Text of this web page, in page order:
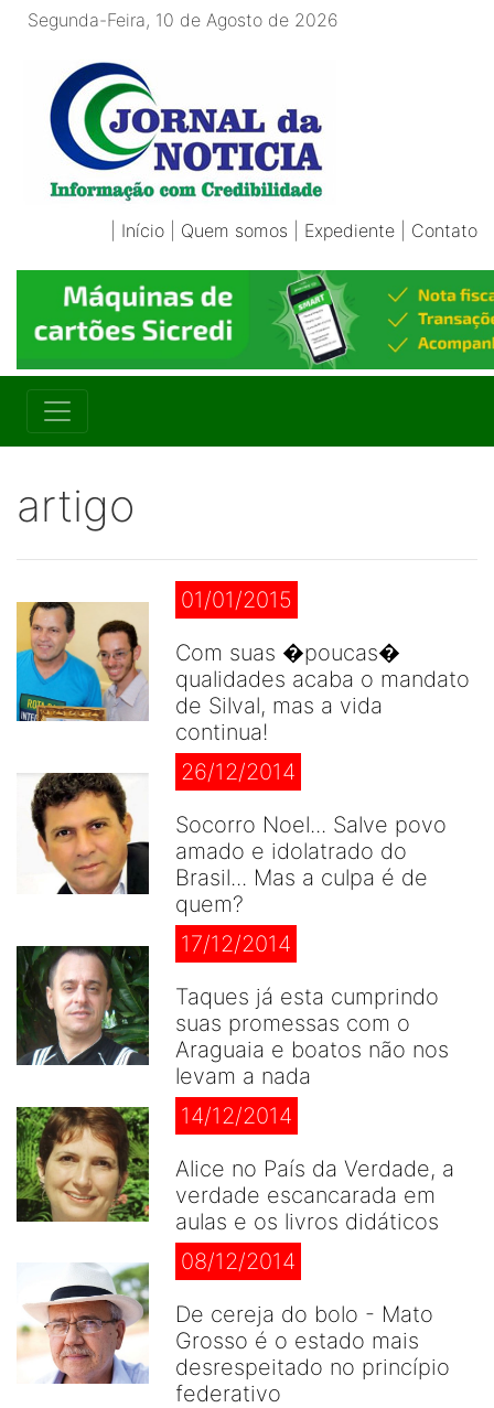
Segunda-Feira, 10 de Agosto de 2026
Início Quem somos Expediente Contato
artigo
01/01/2015
Com suas �poucas�
qualidades acaba o mandato
de Silval, mas a vida
continua!
26/12/2014
Socorro Noel... Salve povo
amado e idolatrado do
Brasil... Mas a culpa é de
quem?
17/12/2014
Taques já esta cumprindo
suas promessas com o
Araguaia e boatos não nos
levam a nada
14/12/2014
Alice no País da Verdade, a
verdade escancarada em
aulas e os livros didáticos
08/12/2014
De cereja do bolo - Mato
Grosso é o estado mais
desrespeitado no princípio
federativo